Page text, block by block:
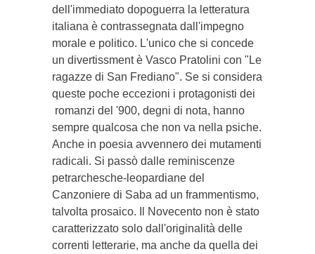
dell'immediato dopoguerra la letteratura
italiana è contrassegnata dall'impegno
morale e politico. L'unico che si concede
un divertissment è Vasco Pratolini con "Le
ragazze di San Frediano". Se si considera
queste poche eccezioni i protagonisti dei
romanzi del '900, degni di nota, hanno
sempre qualcosa che non va nella psiche.
Anche in poesia avvennero dei mutamenti
radicali. Si passò dalle reminiscenze
petrarchesche-leopardiane del
Canzoniere di Saba ad un frammentismo,
talvolta prosaico. Il Novecento non è stato
caratterizzato solo dall'originalità delle
correnti letterarie, ma anche da quella dei